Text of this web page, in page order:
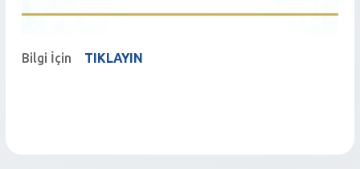
Bilgi İçin TIKLAYIN